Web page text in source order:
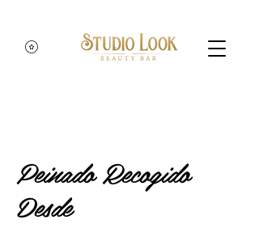
Peinado Recogido
Desde